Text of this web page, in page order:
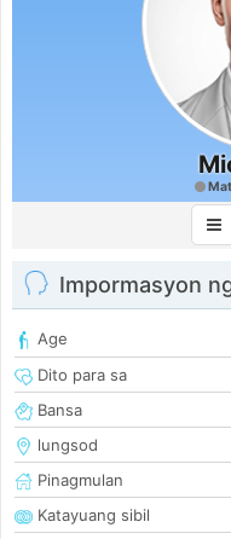
Impormasyon
Age
Dito para sa
Bansa
lungsod
Pinagmulan
Katayuang sibil